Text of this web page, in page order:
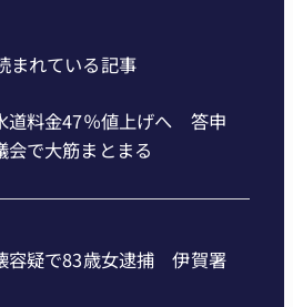
まれている記事